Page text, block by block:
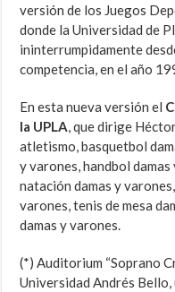
versión de los Juegos
donde la Universidad de
ininterrumpidamente
competencia, en el año
En esta nueva versión el
la UPLA, que dirige
atletismo, basquetbol
y varones, handbol
natación damas y
varones, tenis de mesa
damas y varones.
(*) Auditorium “Soprano
Universidad Andrés